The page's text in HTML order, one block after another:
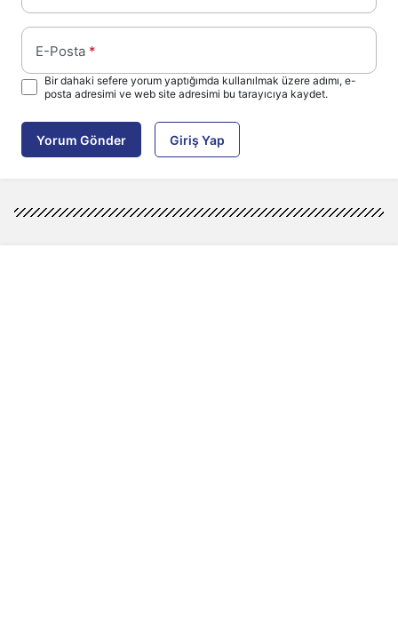
E-Posta *
Bir dahaki sefere yorum yaptığımda kullanılmak üzere adımı, e-
posta adresimi ve web site adresimi bu tarayıcıya kaydet.
Yorum Gönder Giriş Yap